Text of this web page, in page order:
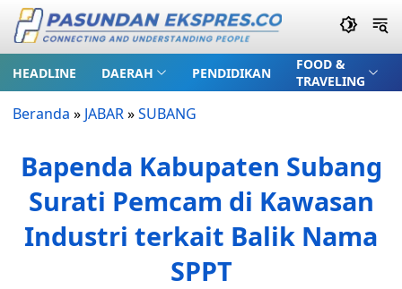
HEADLINE DAERAH PENDIDIKAN
FOOD &
TRAVELING
Beranda » JABAR»SUBANG
Bapenda Kabupaten Subang
Surati Pemcam di Kawasan
Industri terkait Balik Nama
SPPT